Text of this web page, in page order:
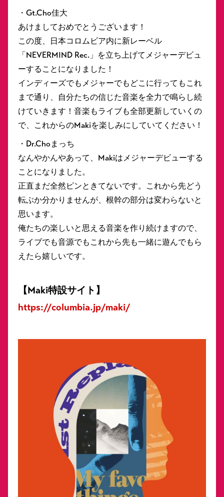
・Gt.Cho佳大
あけましておめでとうございます！
この度、日本コロムビア内に新レーベル
「NEVERMIND Rec.」を立ち上げてメジャーデビュ
ーすることになりました！
インディーズでもメジャーでもどこに行ってもこれ
まで通り、自分たちの信じた音楽を全力で鳴らし続
けていきます！音楽もライブも全部更新していくの
で、これからのMakiを楽しみにしていてください！
・Dr.Choまっち
なんやかんやあって、Makiはメジャーデビューする
ことになりました。
正直まだ全然ピンときてないです。これから先どう
転ぶか分かりませんが、根幹の部分は変わらないと
思います。
俺たちの楽しいと思える音楽を作り続けますので、
ライブでも音源でもこれから先も一緒に遊んでもら
えたら嬉しいです。
【Maki特設サイト】
https://columbia.jp/maki/